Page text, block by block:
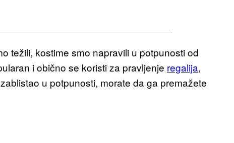
težili, kostime smo napravili u potpunosti od
i obično se koristi za pravljenje regalija,
u potpunosti, morate da ga premažete